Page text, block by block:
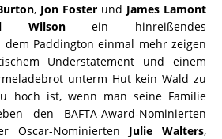
, Jon Foster und James Lamont
Wilsonein hinreißendes
dem Paddington einmal mehr zeigen
Understatement und einem
unterm Hut kein Wald zu
hoch ist, wenn man seine Familie
den BAFTA-Award-Nominierten
Oscar-Nominierten Julie Walters,